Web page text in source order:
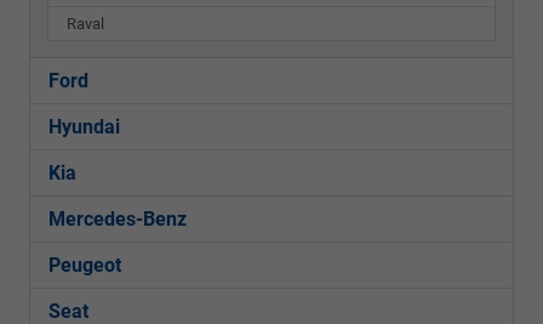
Raval
Ford
Hyundai
Kia
Mercedes-Benz
Peugeot
Seat